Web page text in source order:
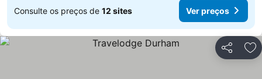
Consulte os preços de 12 sites Ver preços
Partilhar